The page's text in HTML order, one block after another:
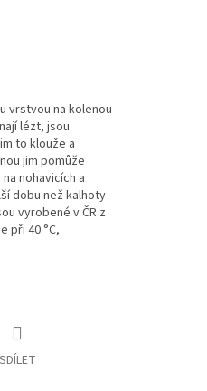
vrstvou na kolenou
lézt, jsou
to klouže a
jim pomůže
nohavicích a
dobu než kalhoty
vyrobené v ČR z
při 40 °C,
SDÍLET